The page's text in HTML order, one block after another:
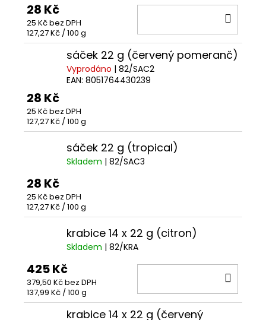
28 Kč
25 Kč bez DPH
Měrná
cena:
127,27 Kč / 100 g
sáček 22 g (červený pomeranč)
Vyprodáno | 82/SAC2
EAN: 8051764430239
28 Kč
25 Kč bez DPH
Měrná
cena:
127,27 Kč / 100 g
sáček 22 g (tropical)
Skladem | 82/SAC3
28 Kč
25 Kč bez DPH
Měrná
cena:
127,27 Kč / 100 g
krabice 14 x 22 g (citron)
Skladem | 82/KRA
425 Kč
379,50 Kč bez DPH
Měrná
cena:
137,99 Kč / 100 g
krabice 14 x 22 g (červený